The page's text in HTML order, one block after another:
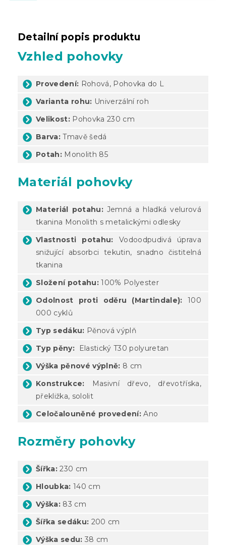
Detailní popis produktu
Vzhled pohovky
Provedení: Rohová, Pohovka do L
Varianta rohu: Univerzální roh
Velikost: Pohovka 230 cm
Barva: Tmavě šedá
Potah: Monolith 85
Materiál pohovky
Materiál potahu: Jemná a hladká velurová
tkanina Monolith s metalickými odlesky
Vlastnosti potahu: Vodoodpudivá úprava
snižující absorbci tekutin, snadno čistitelná
tkanina
Složení potahu: 100% Polyester
Odolnost proti oděru (Martindale): 100
000 cyklů
Typ sedáku: Pěnová výplň
Typ pěny:
Elastický T30 polyuretan
Výška pěnové výplně: 8 cm
Konstrukce:
Masivní dřevo, dřevotříska,
překližka, sololit
Celočalouněné provedení: Ano
Rozměry pohovky
Šířka: 230 cm
Hloubka: 140 cm
Výška: 83 cm
Šířka sedáku: 200 cm
Výška sedu: 38 cm